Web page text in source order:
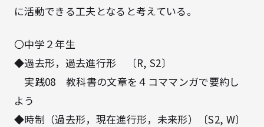
に活動できる工夫となると考えている。
〇中学２年生
◆過去形，過去進行形 〔R, S2〕
実践08 教科書の文章を４コママンガで要約し
よう
◆時制（過去形，現在進行形，未来形）〔S2, W〕